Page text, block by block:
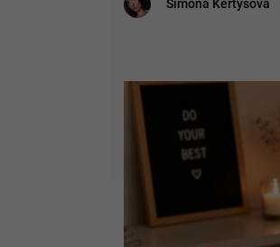
Simona Kertysová